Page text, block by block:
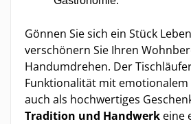
Gönnen Sie sich ein Stück
verschönern Sie Ihren
Handumdrehen. Der
Funktionalität mit emotionalem
auch als hochwertiges
Tradition und Handwerk eine